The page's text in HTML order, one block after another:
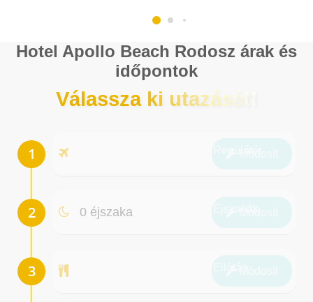
Hotel Apollo Beach Rodosz árak és
időpontok
Válassza ki utazását!
0 éjszaka